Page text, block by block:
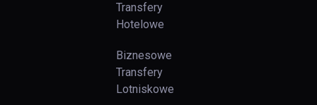
Transfery
Hotelowe
Biznesowe
Transfery
Lotniskowe